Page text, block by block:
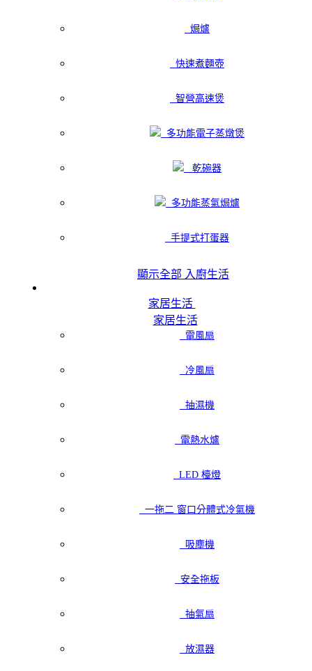
焗爐
快速煮麵壺
智營高速煲
多功能電子蒸燉煲
乾碗器
多功能蒸氣焗爐
手提式打蛋器
顯示全部 入廚生活
家居生活
家居生活
電風扇
冷風扇
抽濕機
電熱水爐
LED 檯燈
一拖二 窗口分體式冷氣機
吸塵機
安全拖板
抽氣扇
放濕器